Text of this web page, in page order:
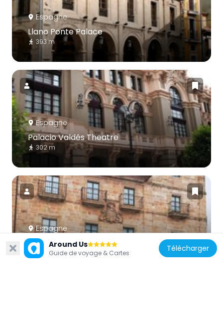
Espagne
Llano Ponte Palace
393 m
Espagne
Palacio Valdés Theatre
302 m
Espagne
Historical site of Avilés
393 m
Around Us
Guide de voyage & Cartes Télécharger